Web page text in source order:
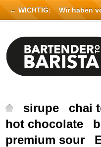
sirupe chai
hot chocolate
premium sour
← WICHTIG:Wir haben